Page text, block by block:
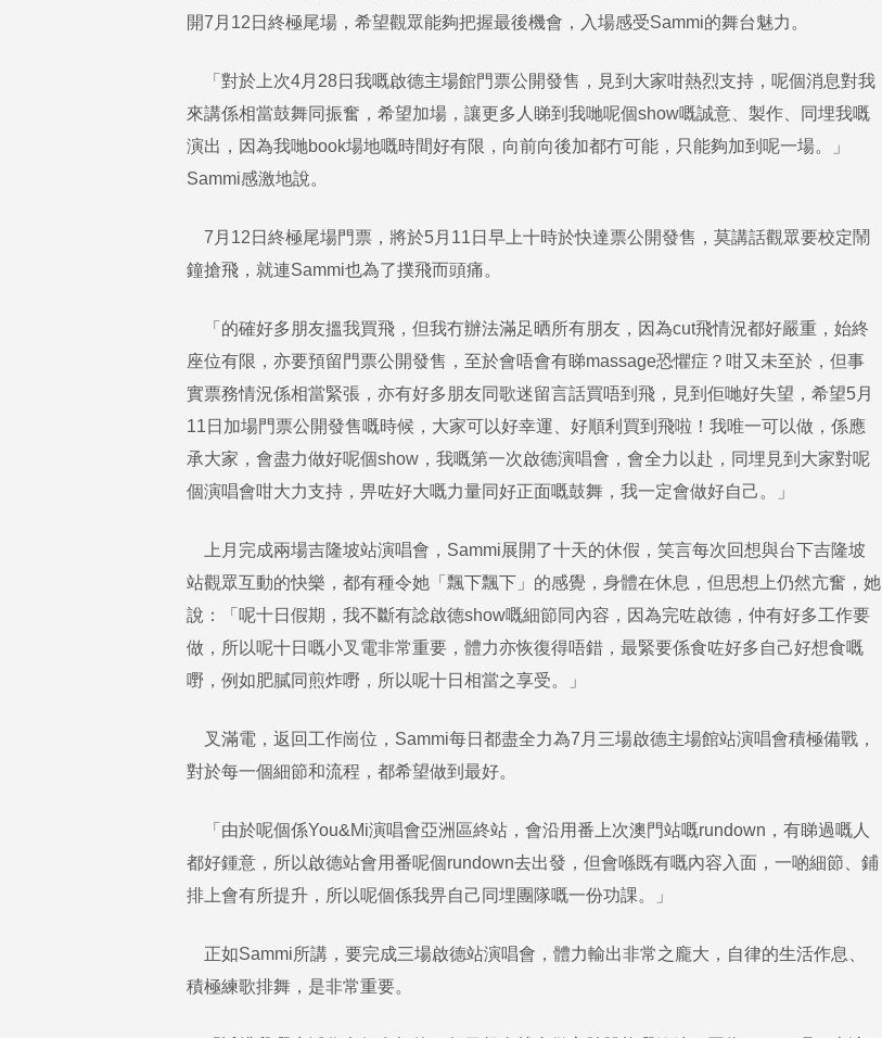
開7月12日終極尾場，希望觀眾能夠把握最後機會，入場感受Sammi的舞台魅力。
「對於上次4月28日我嘅啟德主場館門票公開發售，見到大家咁熱烈支持，呢個消息對我
來講係相當鼓舞同振奮，希望加場，讓更多人睇到我哋呢個show嘅誠意、製作、同埋我嘅
演出，因為我哋book場地嘅時間好有限，向前向後加都冇可能，只能夠加到呢一場。」
Sammi感激地說。
7月12日終極尾場門票，將於5月11日早上十時於快達票公開發售，莫講話觀眾要校定鬧
鐘搶飛，就連Sammi也為了撲飛而頭痛。
「的確好多朋友搵我買飛，但我冇辦法滿足晒所有朋友，因為cut飛情況都好嚴重，始終
座位有限，亦要預留門票公開發售，至於會唔會有睇massage恐懼症？咁又未至於，但事
實票務情況係相當緊張，亦有好多朋友同歌迷留言話買唔到飛，見到佢哋好失望，希望5月
11日加場門票公開發售嘅時候，大家可以好幸運、好順利買到飛啦！我唯一可以做，係應
承大家，會盡力做好呢個show，我嘅第一次啟德演唱會，會全力以赴，同埋見到大家對呢
個演唱會咁大力支持，畀咗好大嘅力量同好正面嘅鼓舞，我一定會做好自己。」
上月完成兩場吉隆坡站演唱會，Sammi展開了十天的休假，笑言每次回想與台下吉隆坡
站觀眾互動的快樂，都有種令她「飄下飄下」的感覺，身體在休息，但思想上仍然亢奮，她
說：「呢十日假期，我不斷有諗啟德show嘅細節同內容，因為完咗啟德，仲有好多工作要
做，所以呢十日嘅小叉電非常重要，體力亦恢復得唔錯，最緊要係食咗好多自己好想食嘅
嘢，例如肥膩同煎炸嘢，所以呢十日相當之享受。」
叉滿電，返回工作崗位，Sammi每日都盡全力為7月三場啟德主場館站演唱會積極備戰，
對於每一個細節和流程，都希望做到最好。
「由於呢個係You&Mi演唱會亞洲區終站，會沿用番上次澳門站嘅rundown，有睇過嘅人
都好鍾意，所以啟德站會用番呢個rundown去出發，但會喺既有嘅內容入面，一啲細節、鋪
排上會有所提升，所以呢個係我畀自己同埋團隊嘅一份功課。」
正如Sammi所講，要完成三場啟德站演唱會，體力輸出非常之龐大，自律的生活作息、
積極練歌排舞，是非常重要。